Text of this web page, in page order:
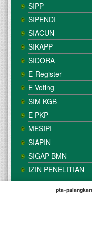
SIPP
SIPENDI
SIACUN
SIKAPP
SIDORA
E-Register
E Voting
SIM KGB
E PKP
MESIPI
SIAPIN
SIGAP BMN
IZIN PENELITIAN
Direkomendasikan
pta-